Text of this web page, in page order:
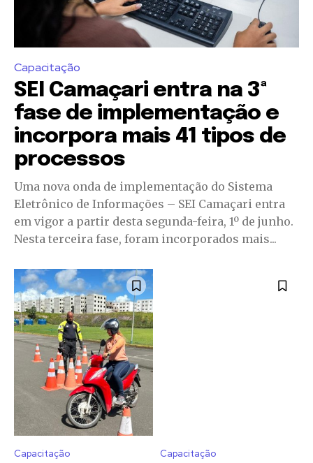
(71) 98264-0756
Ouvidoria
(71) 9 9981-0262
Capacitação
SEI Camaçari entra na 3ª
fase de implementação e
incorpora mais 41 tipos de
processos
Uma nova onda de implementação do Sistema
Eletrônico de Informações – SEI Camaçari entra
em vigor a partir desta segunda-feira, 1º de junho.
Nesta terceira fase, foram incorporados mais...
Capacitação Capacitação